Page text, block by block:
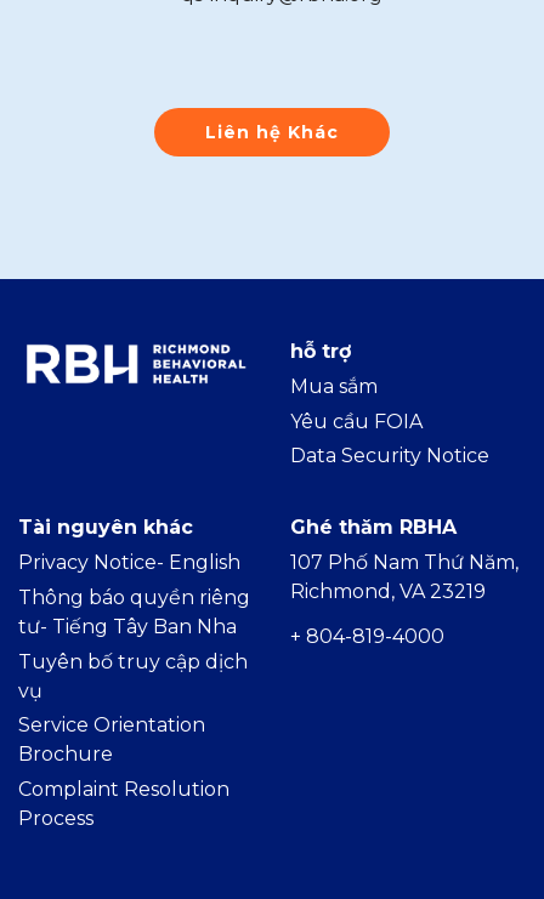
Liên hệ Khác
hỗ trợ
Mua sắm
Yêu cầu FOIA
Data Security Notice
Tài nguyên khác
Privacy Notice- English
Thông báo quyền riêng
tư- Tiếng Tây Ban Nha
Tuyên bố truy cập dịch
vụ
Service Orientation
Brochure
Complaint Resolution
Process
Ghé thăm RBHA
107 Phố Nam Thứ Năm,
Richmond, VA 23219
+ 804-819-4000